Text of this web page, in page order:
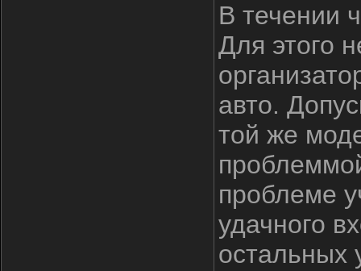
В течении
Для этого
авто.
той же
проблеме
удачного
остальных